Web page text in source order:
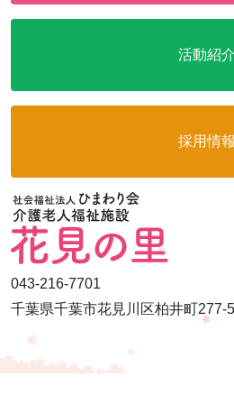
活動紹介
採用情報
043-216-7701
千葉県千葉市花見川区柏井町277-5